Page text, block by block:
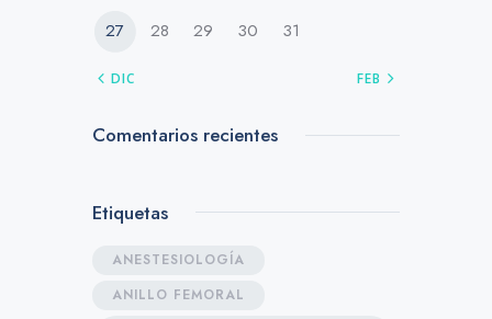
27
28 29 30 31
« DIC FEB »
Comentarios recientes
Etiquetas
ANESTESIOLOGÍA
ANILLO FEMORAL